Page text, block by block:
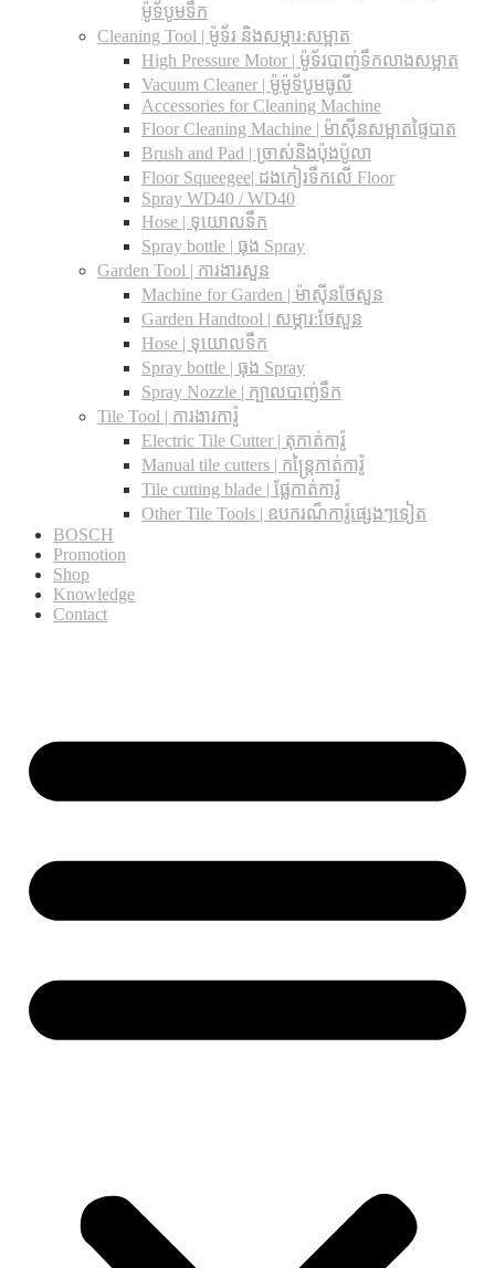
ម៉ូទ័បូមទឹក
Cleaning Tool | ម៉ូទ័រ និងសម្ភារ:សម្អាត
High Pressure Motor | ម៉ូទ័របាញ់ទឹកលាងសម្អាត
Vacuum Cleaner | ម៉ូម៉ូទ័បូមធូលី
Accessories for Cleaning Machine
Floor Cleaning Machine | ម៉ាស៊ីនសម្អាតផ្ទៃបាត
Brush and Pad | ច្រាស់និងប៉ុងប៉ូលា
Floor Squeegee| ដងកៀរទឺកលើ Floor
Spray WD40 / WD40
Hose | ទុយោលទឹក
Spray bottle | ធុង Spray
Garden Tool | ការងារសួន
Machine for Garden | ម៉ាស៊ីនថែសួន
Garden Handtool | សម្ភារ:ថែសួន
Hose | ទុយោលទឹក
Spray bottle | ធុង Spray
Spray Nozzle | ក្បាលបាញ់ទឹក
Tile Tool | ការងារការ៉ូ
Electric Tile Cutter | តុកាត់ការ៉ូ
Manual tile cutters | កន្ត្រៃកាត់ការ៉ូ
Tile cutting blade | ផ្លែកាត់ការ៉ូ
Other Tile Tools | ឧបករណ៏ការ៉ូផ្សេងៗទៀត
BOSCH
Promotion
Shop
Knowledge
Contact